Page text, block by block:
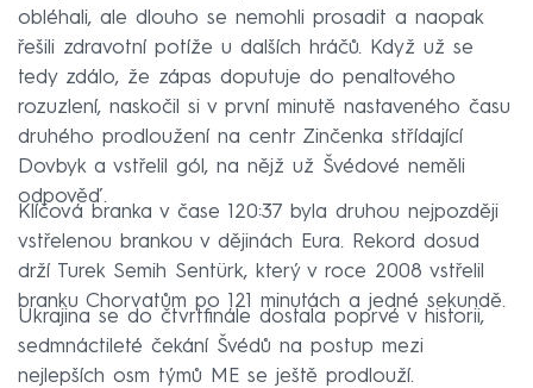
obléhali, ale dlouho se nemohli prosadit a naopak
řešili zdravotní potíže u dalších hráčů. Když už se
tedy zdálo, že zápas doputuje do penaltového
rozuzlení, naskočil si v první minutě nastaveného času
druhého prodloužení na centr Zinčenka střídající
Dovbyk a vstřelil gól, na nějž už Švédové neměli
odpověď.
Klíčová branka v čase 120:37 byla druhou nejpozději
vstřelenou brankou v dějinách Eura. Rekord dosud
drží Turek Semih Sentürk, který v roce 2008 vstřelil
branku Chorvatům po 121 minutách a jedné sekundě.
Ukrajina se do čtvrtfinále dostala poprvé v historii,
sedmnáctileté čekání Švédů na postup mezi
nejlepších osm týmů ME se ještě prodlouží.